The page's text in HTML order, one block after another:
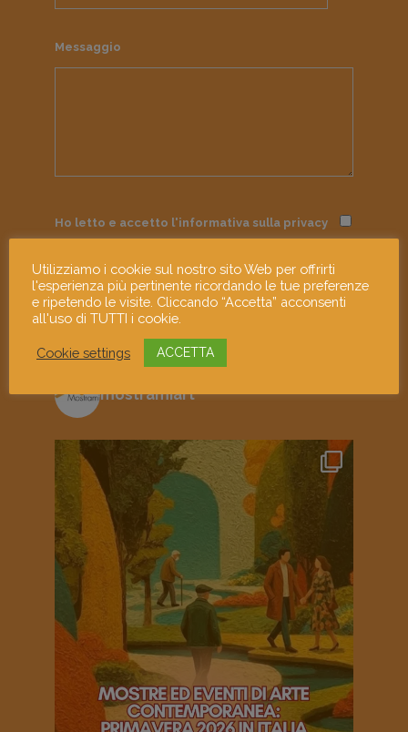
Messaggio
Ho letto e accetto l'informativa sulla privacy
mostramiart
Utilizziamo i cookie sul nostro sito Web per offrirti
l'esperienza più pertinente ricordando le tue preferenze
e ripetendo le visite. Cliccando “Accetta” acconsenti
all'uso di TUTTI i cookie.
Cookie settings ACCETTA